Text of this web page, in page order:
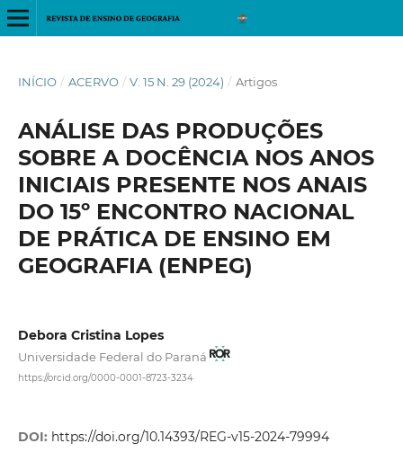
INÍCIO / ACERVO / V. 15 N. 29 (2024) / Artigos
ANÁLISE DAS PRODUÇÕES
SOBRE A DOCÊNCIA NOS ANOS
INICIAIS PRESENTE NOS ANAIS
DO 15º ENCONTRO NACIONAL
DE PRÁTICA DE ENSINO EM
GEOGRAFIA (ENPEG)
Debora Cristina Lopes
Universidade Federal do Paraná
https://orcid.org/0000-0001-8723-3234
DOI: https://doi.org/10.14393/REG-v15-2024-79994